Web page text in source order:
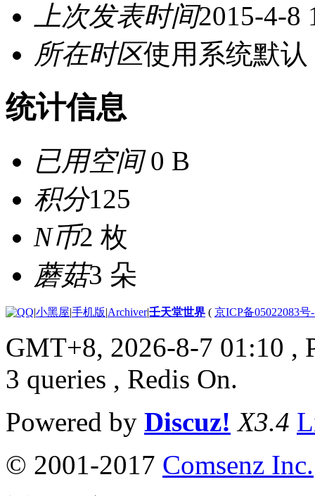
上次发表时间2015-4-8
所在时区使用系统默认
统计信息
已用空间0 B
积分125
N币2 枚
蘑菇3 朵
|小黑屋|手机版|Archiver|壬天堂世界 ( 京ICP备05022083号
GMT+8, 2026-8-7 01:10 ,
3 queries , Redis On.
Powered by Discuz! X3.4
© 2001-2017 Comsenz Inc.